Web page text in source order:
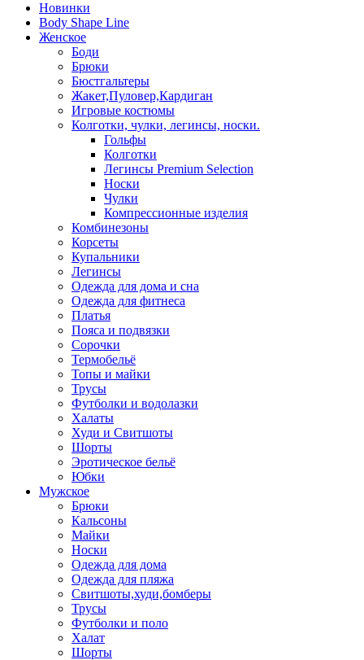
Новинки
Body Shape Line
Женское
Боди
Брюки
Бюстгальтеры
Жакет,Пуловер,Кардиган
Игровые костюмы
Колготки, чулки, легинсы, носки.
Гольфы
Колготки
Легинсы Premium Selection
Носки
Чулки
Компрессионные изделия
Комбинезоны
Корсеты
Купальники
Легинсы
Одежда для дома и сна
Одежда для фитнеса
Платья
Пояса и подвязки
Сорочки
Термобельё
Топы и майки
Трусы
Футболки и водолазки
Халаты
Худи и Свитшоты
Шорты
Эротическое бельё
Юбки
Мужское
Брюки
Кальсоны
Майки
Носки
Одежда для дома
Одежда для пляжа
Свитшоты,худи,бомберы
Трусы
Футболки и поло
Халат
Шорты